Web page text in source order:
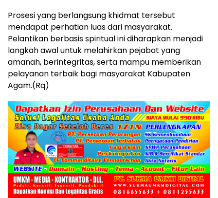
Prosesi yang berlangsung khidmat tersebut
mendapat perhatian luas dari masyarakat.
Pelantikan berbasis spiritual ini diharapkan menjadi
langkah awal untuk melahirkan pejabat yang
amanah, berintegritas, serta mampu memberikan
pelayanan terbaik bagi masyarakat Kabupaten
Agam.(Rq)